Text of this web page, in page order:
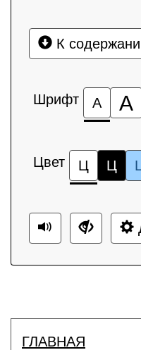
К
Шрифт А А
Цвет Ц Ц
ГЛАВНАЯ